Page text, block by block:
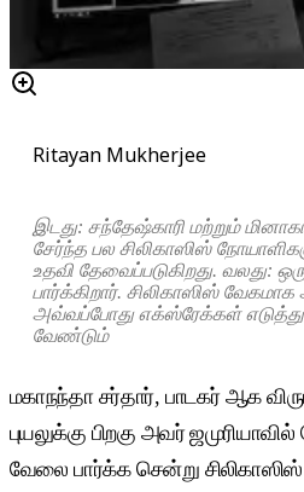
Ritayan Mukherjee
இடது: சந்தேஷ்காரி மற்றும்
சேர்ந்த பல சிலிகாஸிஸ்
உதவி தேவைப்படுகிறது. வலது:
பார்க்கிறார். சிலிகாஸிஸ்
அவ்வப்போது எக்ஸ்ரேக்கள்
வேண்டும்
மகாநந்தா சர்தார், பாடகர் ஆக
புயலுக்கு பிறகு அவர்
வேலை பார்க்க சென்று